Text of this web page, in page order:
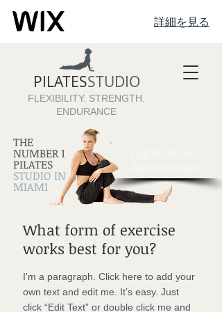
詳細を見る